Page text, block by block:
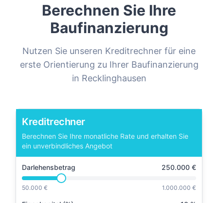
Berechnen Sie Ihre
Baufinanzierung
Nutzen Sie unseren Kreditrechner für eine
erste Orientierung zu Ihrer Baufinanzierung
in Recklinghausen
Kreditrechner
Berechnen Sie Ihre monatliche Rate und erhalten Sie
ein unverbindliches Angebot
Darlehensbetrag 250.000 €
50.000 € 1.000.000 €